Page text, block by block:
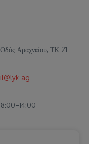
Οδός Αραχναίου, ΤΚ 21
ag-